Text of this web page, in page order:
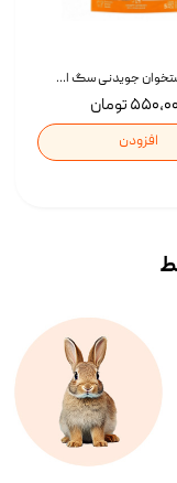
تشویقی استخوان جویدنی سگ اسنکی کرانچی با طعم مرغ Snacky Crunchy Munchy وزن 100 گرم
تومان
افزودن